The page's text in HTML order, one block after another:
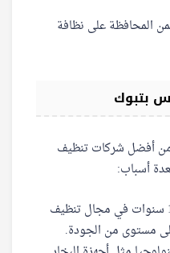
المحافظة على نظافة
بتبوك
أفضل شركات تنظيف
أسباب:
١- تتمتع الشركة بخبرة أكثر من 10 سنوات في مجال تنظيف
مستوى من الجودة.